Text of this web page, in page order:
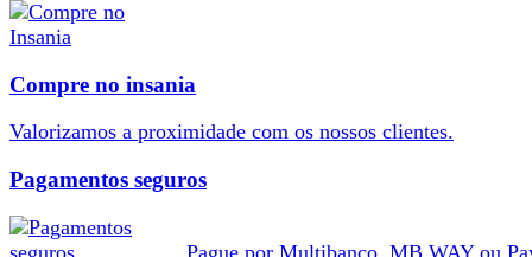
Compre no insania
Valorizamos a proximidade com os nossos clientes.
Pagamentos seguros
Pague por Multibanco, MB WAYou